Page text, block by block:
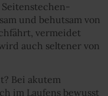
und behutsam von
vermeidet
auch seltener von
Bei akutem
im Laufens bewusst